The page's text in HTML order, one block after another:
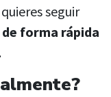
quieres seguir
forma rápida